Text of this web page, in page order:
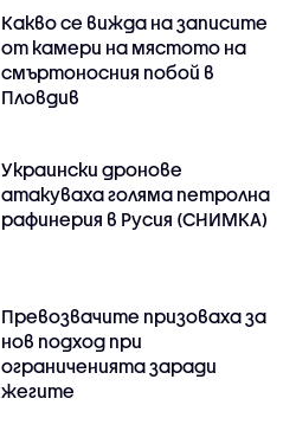
Какво се вижда на записите
от камери на мястото на
смъртоносния побой в
Пловдив
Украински дронове
атакуваха голяма петролна
рафинерия в Русия (СНИМКА)
Превозвачите призоваха за
нов подход при
ограниченията заради
жегите